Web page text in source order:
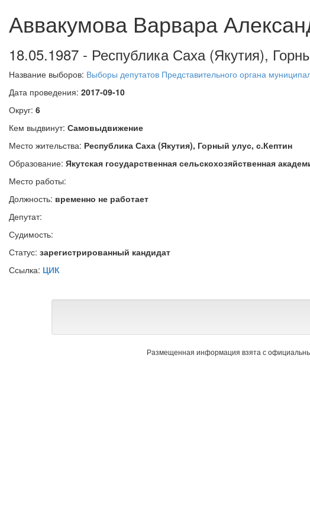
Аввакумова Варвара
18.05.1987 - Республика Саха (Якутия),
Название выборов: Выборы депутатов Представительного органа
Дата проведения: 2017-09-10
Округ: 6
Кем выдвинут: Самовыдвижение
Место жительства: Республика Саха (Якутия), Горный улус, с.Кептин
Образование: Якутская государственная сельскохозяйственная
Место работы:
Должность: временно не работает
Депутат:
Судимость:
Статус: зарегистрированный кандидат
Ссылка: ЦИК
Размещенная информация взята с